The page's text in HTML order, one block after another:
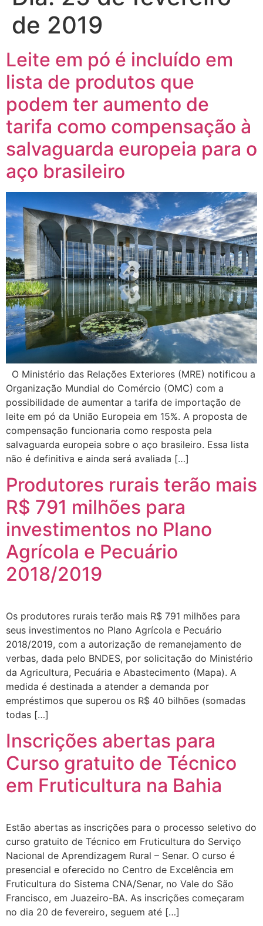
de 2019
Leite em pó é incluído em
lista de produtos que
podem ter aumento de
tarifa como compensação à
salvaguarda europeia para o
aço brasileiro
O Ministério das Relações Exteriores (MRE) notificou a
Organização Mundial do Comércio (OMC) com a
possibilidade de aumentar a tarifa de importação de
leite em pó da União Europeia em 15%. A proposta de
compensação funcionaria como resposta pela
salvaguarda europeia sobre o aço brasileiro. Essa lista
não é definitiva e ainda será avaliada […]
Produtores rurais terão mais
R$ 791 milhões para
investimentos no Plano
Agrícola e Pecuário
2018/2019
Os produtores rurais terão mais R$ 791 milhões para
seus investimentos no Plano Agrícola e Pecuário
2018/2019, com a autorização de remanejamento de
verbas, dada pelo BNDES, por solicitação do Ministério
da Agricultura, Pecuária e Abastecimento (Mapa). A
medida é destinada a atender a demanda por
empréstimos que superou os R$ 40 bilhões (somadas
todas […]
Inscrições abertas para
Curso gratuito de Técnico
em Fruticultura na Bahia
Estão abertas as inscrições para o processo seletivo do
curso gratuito de Técnico em Fruticultura do Serviço
Nacional de Aprendizagem Rural – Senar. O curso é
presencial e oferecido no Centro de Excelência em
Fruticultura do Sistema CNA/Senar, no Vale do São
Francisco, em Juazeiro-BA. As inscrições começaram
no dia 20 de fevereiro, seguem até […]